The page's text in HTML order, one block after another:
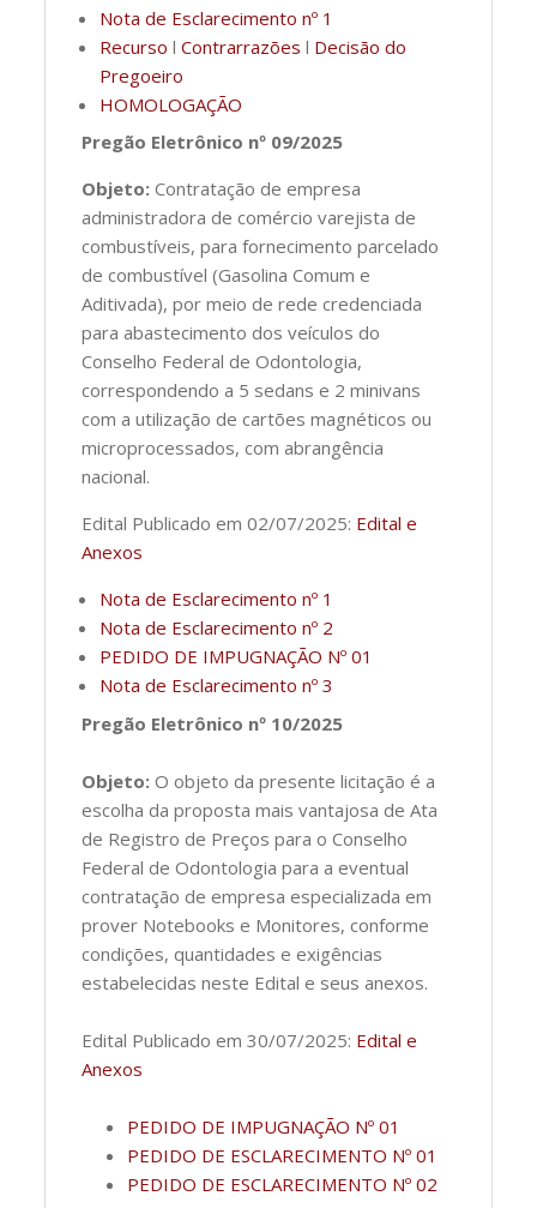
Nota de Esclarecimento nº 1
Recurso lContrarrazões l Decisão do
Pregoeiro
HOMOLOGAÇÃO
Pregão Eletrônico nº 09/2025
Objeto:Contratação de empresa
administradora de comércio varejista de
combustíveis, para fornecimento parcelado
de combustível (Gasolina Comum e
Aditivada), por meio de rede credenciada
para abastecimento dos veículos do
Conselho Federal de Odontologia,
correspondendo a 5 sedans e 2 minivans
com a utilização de cartões magnéticos ou
microprocessados, com abrangência
nacional.
Edital Publicado em 02/07/2025: Edital e
Anexos
Nota de Esclarecimento nº 1
Nota de Esclarecimento nº 2
PEDIDO DE IMPUGNAÇÃO Nº 01
Nota de Esclarecimento nº 3
Pregão Eletrônico nº 10/2025
Objeto:O objeto da presente licitação é a
escolha da proposta mais vantajosa de Ata
de Registro de Preços para o Conselho
Federal de Odontologia para a eventual
contratação de empresa especializada em
prover Notebooks e Monitores, conforme
condições, quantidades e exigências
estabelecidas neste Edital e seus anexos.
Edital Publicado em 30/07/2025: Edital e
Anexos
PEDIDO DE IMPUGNAÇÃO Nº 01
PEDIDO DE ESCLARECIMENTO Nº 01
PEDIDO DE ESCLARECIMENTO Nº 02